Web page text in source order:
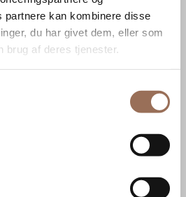
partnere kan kombinere disse
du har givet dem, eller som
brug af deres tjenester.